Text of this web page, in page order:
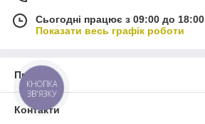
Сьогодні працює з 09:00 до 18:00
Показати весь графік роботи
Про нас
Контакти
КНОПКА
ЗВ'ЯЗКУ